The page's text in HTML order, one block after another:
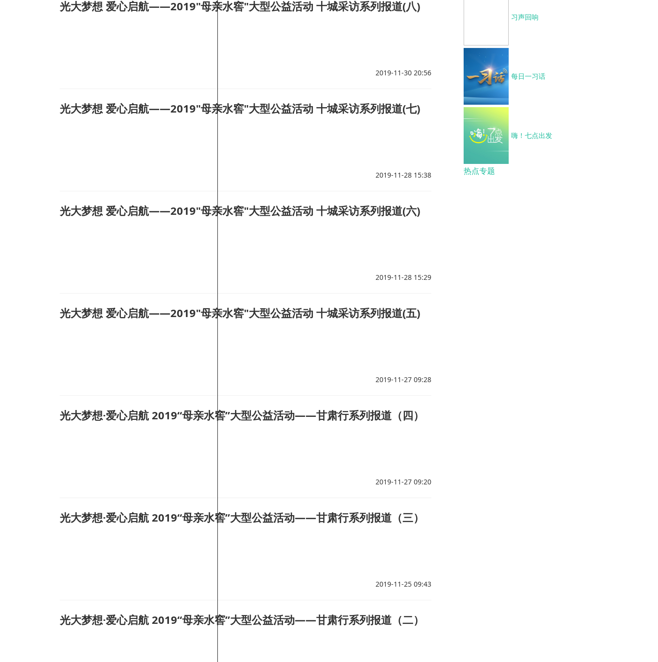
光大梦想 爱心启航——2019"母亲水窖"大型公益活动 十城采访系列报道(八)
2019-11-30 20:56
光大梦想 爱心启航——2019"母亲水窖"大型公益活动 十城采访系列报道(七)
2019-11-28 15:38
光大梦想 爱心启航——2019"母亲水窖"大型公益活动 十城采访系列报道(六)
2019-11-28 15:29
光大梦想 爱心启航——2019"母亲水窖"大型公益活动 十城采访系列报道(五)
2019-11-27 09:28
光大梦想·爱心启航 2019“母亲水窖”大型公益活动——甘肃行系列报道（四）
2019-11-27 09:20
光大梦想·爱心启航 2019“母亲水窖”大型公益活动——甘肃行系列报道（三）
2019-11-25 09:43
光大梦想·爱心启航 2019“母亲水窖”大型公益活动——甘肃行系列报道（二）
习声回响
每日一习话
嗨！七点出发
热点专题